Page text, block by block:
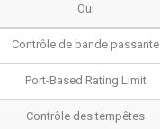
Oui
Contrôle de bande passante
Port-Based Rating Limit
Contrôle des tempêtes